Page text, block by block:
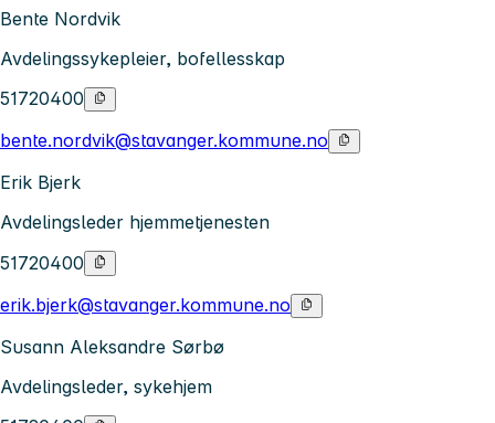
Bente Nordvik
Avdelingssykepleier, bofellesskap
51720400
bente.nordvik@stavanger.kommune.no
Erik Bjerk
Avdelingsleder hjemmetjenesten
51720400
erik.bjerk@stavanger.kommune.no
Susann Aleksandre Sørbø
Avdelingsleder, sykehjem